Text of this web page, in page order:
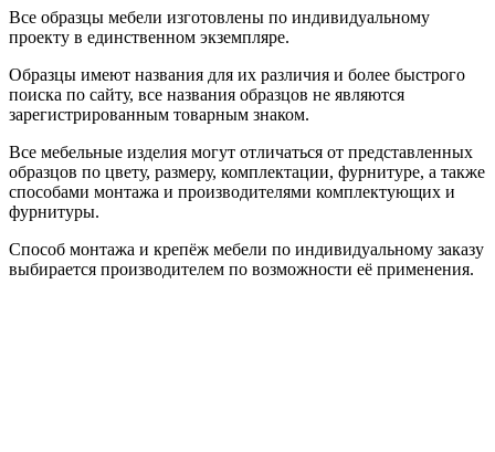
Все образцы мебели изготовлены по индивидуальному
проекту в единственном экземпляре.
Образцы имеют названия для их различия и более быстрого
поиска по сайту, все названия образцов не являются
зарегистрированным товарным знаком.
Все мебельные изделия могут отличаться от представленных
образцов по цвету, размеру, комплектации, фурнитуре, а также
способами монтажа и производителями комплектующих и
фурнитуры.
Способ монтажа и крепёж мебели по индивидуальному заказу
выбирается производителем по возможности её применения.